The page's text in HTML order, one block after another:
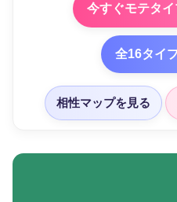
今すぐモテタ
全16タイ
相性マップを見る